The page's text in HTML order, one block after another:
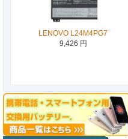
LENOVO L24M4PG7
9,426 円